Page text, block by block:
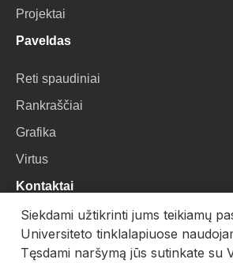
Projektai
Paveldas
Reti spaudiniai
Rankraščiai
Grafika
Virtus
Kontaktai
VU Biblioteka
Universiteto g. 3, LT-01122, Vilnius
Siekdami užtikrinti jums teikiamų
Universiteto tinklalapiuose
Tęsdami naršymą jūs sutinkate su